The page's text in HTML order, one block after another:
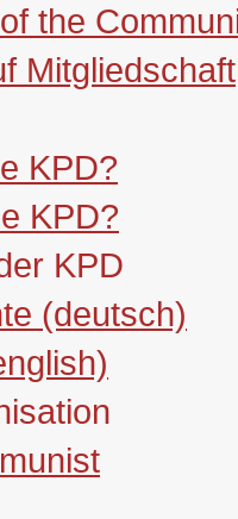
the
Mitgliedschaft
KPD?
KPD?
KPD
(deutsch)